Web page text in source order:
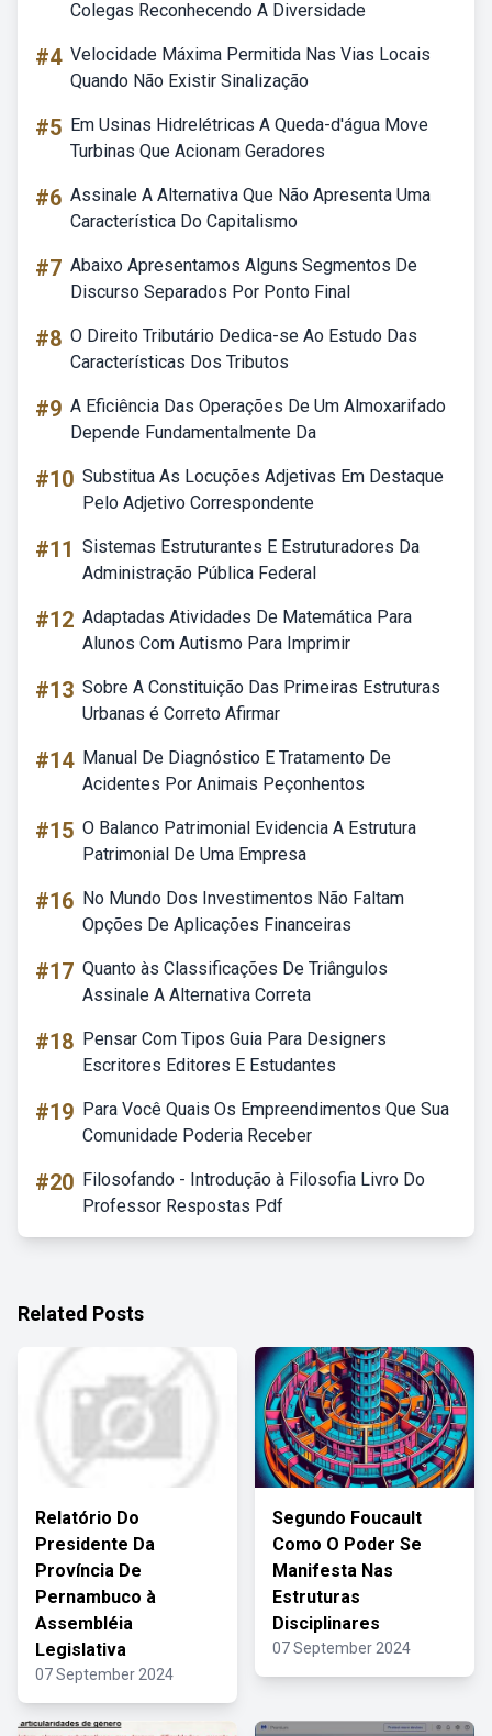
Colegas Reconhecendo A Diversidade
#4 Velocidade Máxima Permitida Nas Vias Locais
Quando Não Existir Sinalização
#5 Em Usinas Hidrelétricas A Queda-d'água Move
Turbinas Que Acionam Geradores
#6 Assinale A Alternativa Que Não Apresenta Uma
Característica Do Capitalismo
#7 Abaixo Apresentamos Alguns Segmentos De
Discurso Separados Por Ponto Final
#8 O Direito Tributário Dedica-se Ao Estudo Das
Características Dos Tributos
#9 A Eficiência Das Operações De Um Almoxarifado
Depende Fundamentalmente Da
#10 Substitua As Locuções Adjetivas Em Destaque
Pelo Adjetivo Correspondente
#11 Sistemas Estruturantes E Estruturadores Da
Administração Pública Federal
#12 Adaptadas Atividades De Matemática Para
Alunos Com Autismo Para Imprimir
#13 Sobre A Constituição Das Primeiras Estruturas
Urbanas é Correto Afirmar
#14 Manual De Diagnóstico E Tratamento De
Acidentes Por Animais Peçonhentos
#15 O Balanco Patrimonial Evidencia A Estrutura
Patrimonial De Uma Empresa
#16 No Mundo Dos Investimentos Não Faltam
Opções De Aplicações Financeiras
#17 Quanto às Classificações De Triângulos
Assinale A Alternativa Correta
#18 Pensar Com Tipos Guia Para Designers
Escritores Editores E Estudantes
#19 Para Você Quais Os Empreendimentos Que Sua
Comunidade Poderia Receber
#20 Filosofando - Introdução à Filosofia Livro Do
Professor Respostas Pdf
Related Posts
Relatório Do
Presidente Da
Província De
Pernambuco à
Assembléia
Legislativa
07 September 2024
Segundo Foucault
Como O Poder Se
Manifesta Nas
Estruturas
Disciplinares
07 September 2024